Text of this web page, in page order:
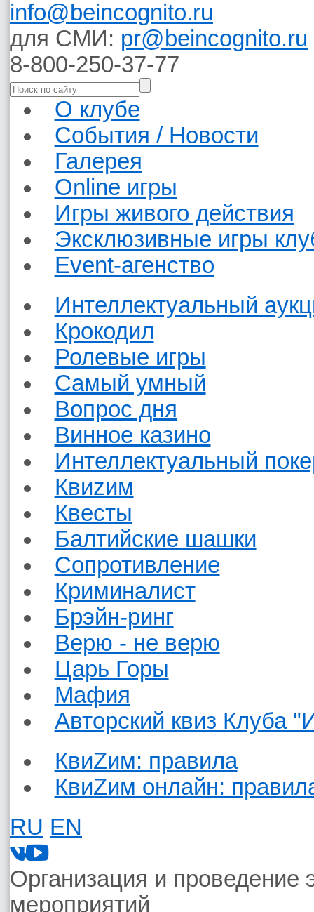
info@beincognito.ru
для СМИ: pr@beincognito.ru
8-800-250-37-77
О клубе
События / Новости
Галерея
Online игры
Игры живого действия
Эксклюзивные игры
Event-агенство
Интеллектуальный
Крокодил
Ролевые игры
Самый умный
Вопрос дня
Винное казино
Интеллектуальный
Квиzим
Квесты
Балтийские шашки
Сопротивление
Криминалист
Брэйн-ринг
Верю - не верю
Царь Горы
Мафия
Авторский квиз Клуба
КвиZим: правила
КвиZим онлайн:
RU EN
Организация и проведение
мероприятий